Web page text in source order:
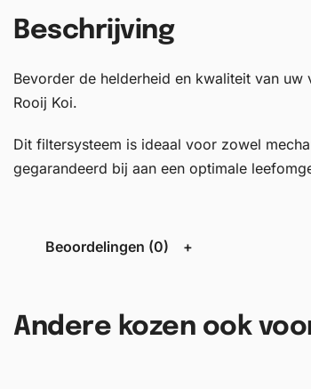
Beschrijving
Bevorder de helderheid en kwaliteit van uw
Rooij Koi.
Dit filtersysteem is ideaal voor zowel
gegarandeerd bij aan een optimale
Beoordelingen (0)
Andere kozen ook